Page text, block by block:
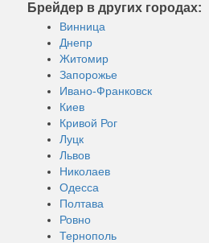
Брейдер в других городах:
Винница
Днепр
Житомир
Запорожье
Ивано-Франковск
Киев
Кривой Рог
Луцк
Львов
Николаев
Одесса
Полтава
Ровно
Тернополь